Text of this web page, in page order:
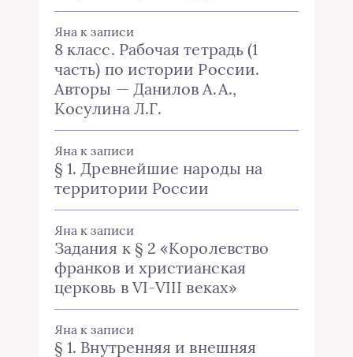
Яна к записи
8 класс. Рабочая тетрадь (1
часть) по истории России.
Авторы — Данилов А.А.,
Косулина Л.Г.
Яна к записи
§ 1. Древнейшие народы на
территории России
Яна к записи
Задания к § 2 «Королевство
франков и христианская
церковь в VI-VIII веках»
Яна к записи
§ 1. Внутренняя и внешняя